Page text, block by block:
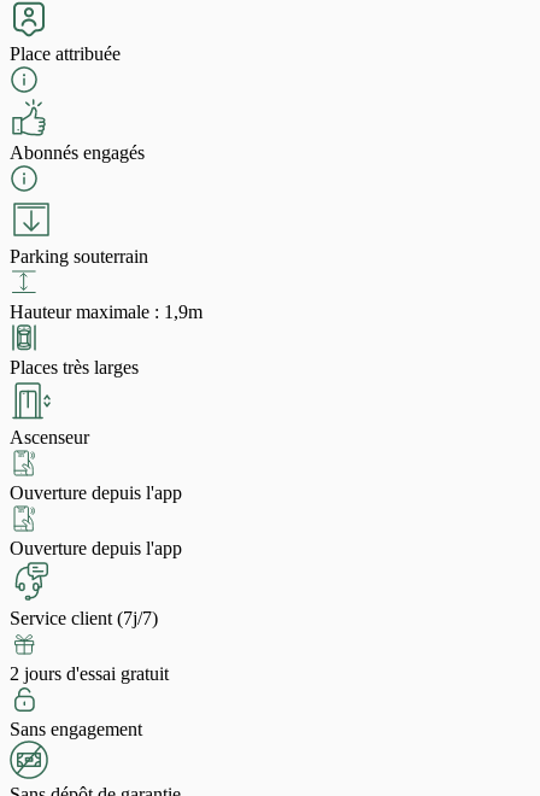
Place attribuée
Abonnés engagés
Parking souterrain
Hauteur maximale : 1,9m
Places très larges
Ascenseur
Ouverture depuis l'app
Ouverture depuis l'app
Service client (7j/7)
2 jours d'essai gratuit
Sans engagement